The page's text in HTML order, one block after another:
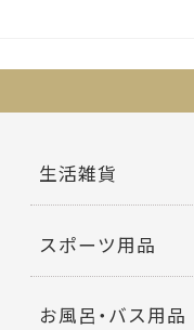
生活雑貨
スポーツ用品
お風呂・バス用品